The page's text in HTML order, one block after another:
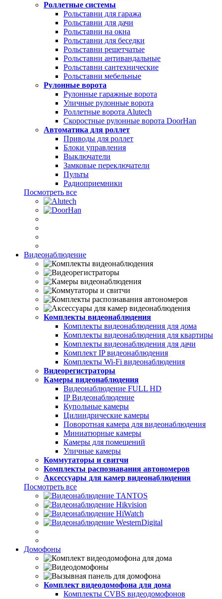
Роллетные системы
Рольставни для гаража
Рольставни для дачи
Рольставни на окна
Рольставни для беседки
Рольставни решетчатые
Рольставни антивандальные
Рольставни сантехнические
Рольставни мебельные
Рулонные ворота
Рулонные гаражные ворота
Уличные рулонные ворота
Роллетные ворота Alutech
Скоростные рулонные ворота DoorHan
Автоматика для роллет
Приводы для роллет
Блоки управления
Выключатели
Замковые переключатели
Пульты
Радиоприемники
Посмотреть все
Видеонаблюдение
Комплекты видеонаблюдения
Комплекты видеонаблюдения для дома
Комплекты видеонаблюдения для квартиры
Комплекты видеонаблюдения для дачи
Комплект IP видеонаблюдения
Комплекты Wi-Fi видеонаблюдения
Видеорегистраторы
Камеры видеонаблюдения
Видеонаблюдение FULL НD
IP Видеонаблюдение
Купольные камеры
Цилиндрические камеры
Поворотная камера для видеонаблюдения
Миниатюрные камеры
Камеры для помещений
Уличные камеры
Коммутаторы и свитчи
Комплекты распознавания автономеров
Аксессуары для камер видеонаблюдения
Посмотреть все
Домофоны
Комплект видеодомофона для дома
Комплекты CVBS видеодомофонов